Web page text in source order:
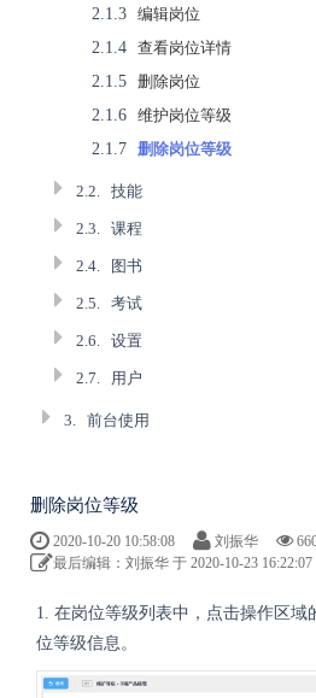
2.1.3 编辑岗位
2.1.4 查看岗位详情
2.1.5 删除岗位
2.1.6 维护岗位等级
2.1.7 删除岗位等级
2.2. 技能
2.3. 课程
2.4. 图书
2.5. 考试
2.6. 设置
2.7. 用户
3. 前台使用
删除岗位等级
2020-10-20 10:58:08 刘振华
最后编辑：刘振华 于 2020-10-23 16:22:07
1. 在岗位等级列表中，点击操作区域
位等级信息。